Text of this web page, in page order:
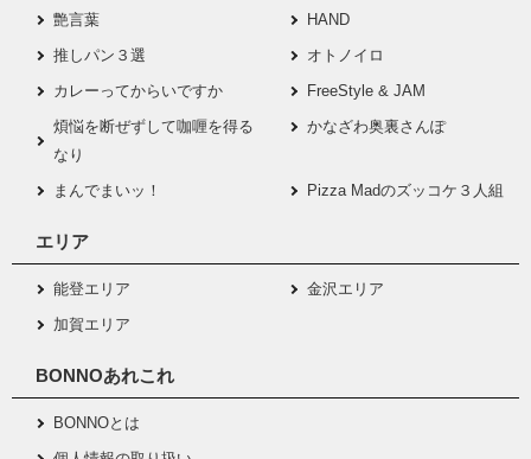
艶言葉
HAND
推しパン３選
オトノイロ
カレーってからいですか
FreeStyle & JAM
煩悩を断ぜずして咖喱を得る
なり
かなざわ奥裏さんぽ
まんでまいッ！ Pizza Madのズッコケ３人組
エリア
能登エリア
金沢エリア
加賀エリア
BONNOあれこれ
BONNOとは